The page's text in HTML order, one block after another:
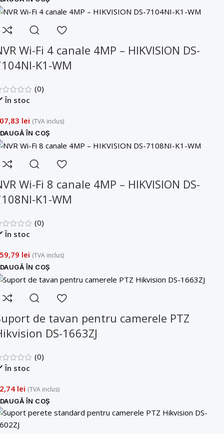
Wi-Fi 4 canale 4MP – HIKVISION DS-
K1-WM
(0)
În stoc
lei (TVA inclus)
ÎN COȘ
Wi-Fi 8 canale 4MP – HIKVISION DS-
K1-WM
(0)
În stoc
lei (TVA inclus)
ÎN COȘ
de tavan pentru camerele PTZ
DS-1663ZJ
(0)
În stoc
lei (TVA inclus)
ÎN COȘ